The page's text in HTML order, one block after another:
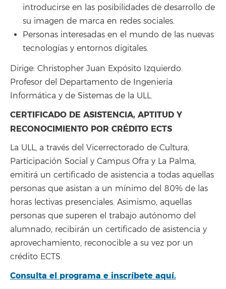
introducirse en las posibilidades de desarrollo de
su imagen de marca en redes sociales.
Personas interesadas en el mundo de las nuevas
tecnologías y entornos digitales.
Dirige: Christopher Juan Expósito Izquierdo.
Profesor del Departamento de Ingeniería
Informática y de Sistemas de la ULL.
CERTIFICADO DE ASISTENCIA, APTITUD Y
RECONOCIMIENTO POR CRÉDITO ECTS
La ULL, a través del Vicerrectorado de Cultura,
Participación Social y Campus Ofra y La Palma,
emitirá un certificado de asistencia a todas aquellas
personas que asistan a un mínimo del 80% de las
horas lectivas presenciales. Asimismo, aquellas
personas que superen el trabajo autónomo del
alumnado, recibirán un certificado de asistencia y
aprovechamiento, reconocible a su vez por un
crédito ECTS.
Consulta el programa e inscríbete aquí.